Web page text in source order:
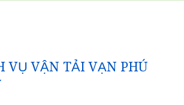
VỤ VẬN TẢI VẠN PHÚ